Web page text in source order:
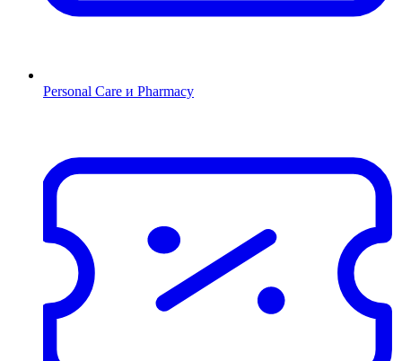
Personal Care и Pharmacy